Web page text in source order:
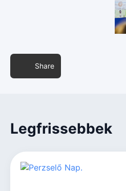
Share
Legfrissebbek